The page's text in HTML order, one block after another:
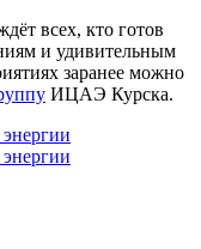
всех, кто готов
и удивительным
заранее можно
ИЦАЭ Курска.